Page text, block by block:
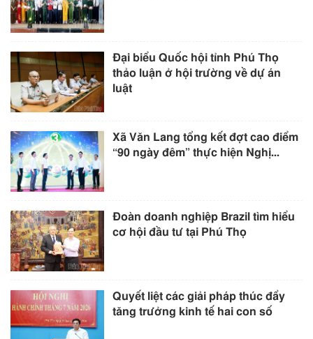
Đại biểu Quốc hội tỉnh Phú Thọ
thảo luận ở hội trường về dự án
luật
Xã Văn Lang tổng kết đợt cao điểm
“90 ngày đêm” thực hiện Nghị...
Đoàn doanh nghiệp Brazil tìm hiểu
cơ hội đầu tư tại Phú Thọ
Quyết liệt các giải pháp thúc đẩy
tăng trưởng kinh tế hai con số